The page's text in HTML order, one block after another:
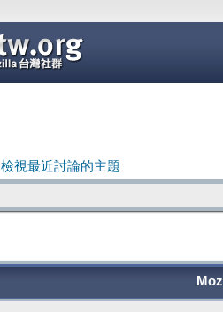
檢視最近討論的主題